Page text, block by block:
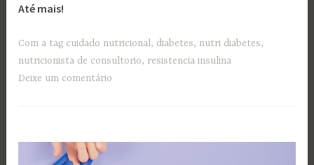
Até mais!
Com a tag cuidado nutricional, diabetes, nutri diabetes,
nutricionista de consultorio, resistencia insulina
Deixe um comentário